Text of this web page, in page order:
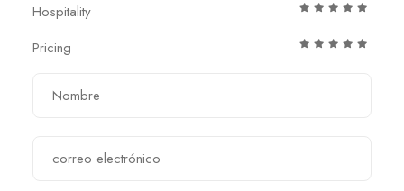
Hospitality
Pricing